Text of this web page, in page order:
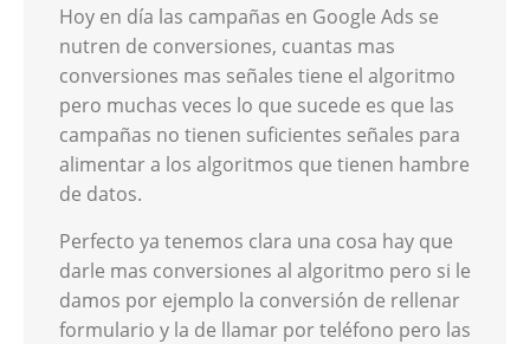
Hoy en día las campañas en Google Ads se
nutren de conversiones, cuantas mas
conversiones mas señales tiene el algoritmo
pero muchas veces lo que sucede es que las
campañas no tienen suficientes señales para
alimentar a los algoritmos que tienen hambre
de datos.
Perfecto ya tenemos clara una cosa hay que
darle mas conversiones al algoritmo pero si le
damos por ejemplo la conversión de rellenar
formulario y la de llamar por teléfono pero las